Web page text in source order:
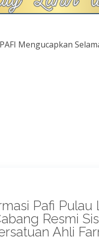
Mengucapkan
Pafi Pulau
Resmi
Ahli